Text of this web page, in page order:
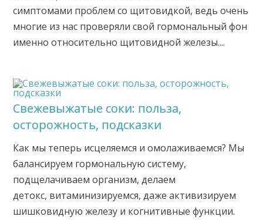
симптомами проблем со щитовидкой, ведь очень
многие из нас проверяли свой гормональный фон
именно относительно щитовидной железы....
Свежевыжатые соки: польза,
осторожность, подсказки
Как мы теперь исцеляемся и омолаживаемся? Мы
балансируем гормональную систему,
подщелачиваем организм, делаем
детокс, витаминизируемся, даже активизируем
шишковидную железу и когнитивные функции.